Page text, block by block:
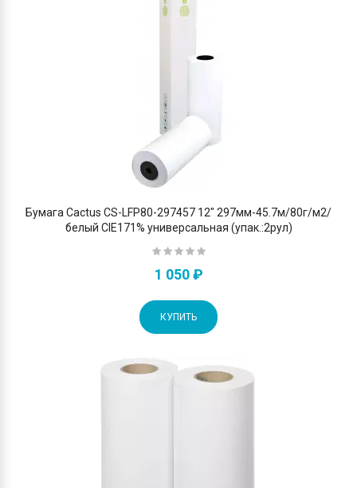
Бумага Cactus CS-LFP80-297457 12" 297мм-45.7м/80г/м2/
белый CIE171% универсальная (упак.:2рул)
1 050 ₽
КУПИТЬ